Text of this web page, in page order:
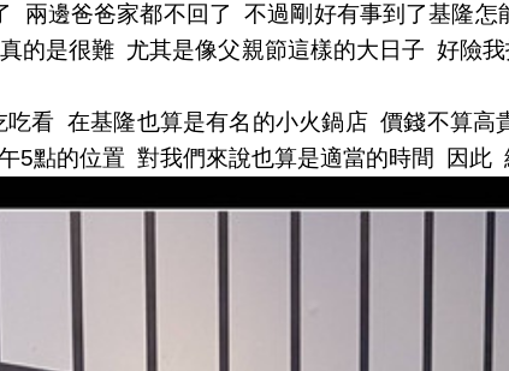
兩邊爸爸家都不回了 不過剛好有事到了基隆
的是很難 尤其是像父親節這樣的大日子 好險
看 在基隆也算是有名的小火鍋店 價錢不算
5點的位置 對我們來說也算是適當的時間 因此